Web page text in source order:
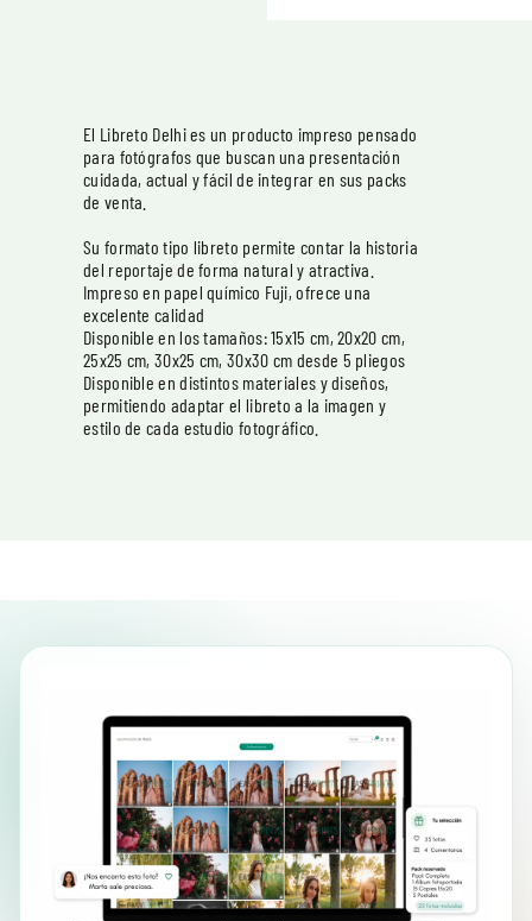
El Libreto Delhi es un producto impreso pensado
para fotógrafos que buscan una presentación
cuidada, actual y fácil de integrar en sus packs
de venta.
Su formato tipo libreto permite contar la historia
del reportaje de forma natural y atractiva.
Impreso en papel químico Fuji, ofrece una
excelente calidad
Disponible en los tamaños: 15x15 cm, 20x20 cm,
25x25 cm, 30x25 cm, 30x30 cm desde 5 pliegos
Disponible en distintos materiales y diseños,
permitiendo adaptar el libreto a la imagen y
estilo de cada estudio fotográfico.